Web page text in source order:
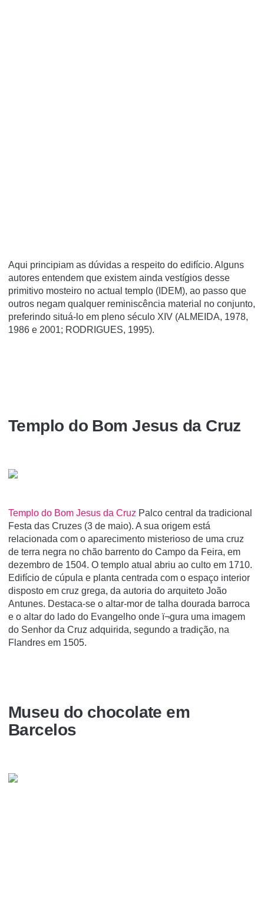
Aqui principiam as dúvidas a respeito do edifício. Alguns
autores entendem que existem ainda vestígios desse
primitivo mosteiro no actual templo (IDEM), ao passo que
outros negam qualquer reminiscência material no conjunto,
preferindo situá-lo em pleno século XIV (ALMEIDA, 1978,
1986 e 2001; RODRIGUES, 1995).
Templo do Bom Jesus da Cruz
Templo do Bom Jesus da Cruz Palco central da tradicional
Festa das Cruzes (3 de maio). A sua origem está
relacionada com o aparecimento misterioso de uma cruz
de terra negra no chão barrento do Campo da Feira, em
dezembro de 1504. O templo atual abriu ao culto em 1710.
Edifício de cúpula e planta centrada com o espaço interior
disposto em cruz grega, da autoria do arquiteto João
Antunes. Destaca-se o altar-mor de talha dourada barroca
e o altar do lado do Evangelho onde ï¬gura uma imagem
do Senhor da Cruz adquirida, segundo a tradição, na
Flandres em 1505.
Museu do chocolate em
Barcelos